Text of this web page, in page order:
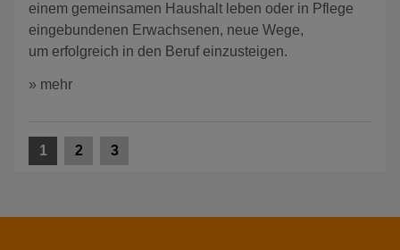
einem gemeinsamen Haushalt leben oder in Pflege
eingebundenen Erwachsenen, neue Wege,
um erfolgreich in den Beruf einzusteigen.
» mehr
1 2 3